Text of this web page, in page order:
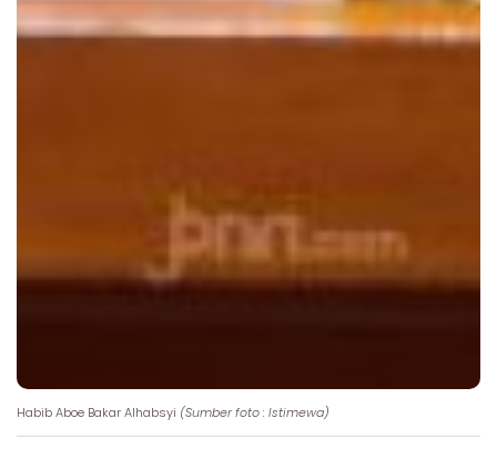
Habib Aboe Bakar Alhabsyi (Sumber foto : Istimewa)